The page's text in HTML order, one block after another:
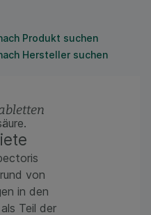
Produkt suchen
Hersteller suchen
von
in den
Teil der